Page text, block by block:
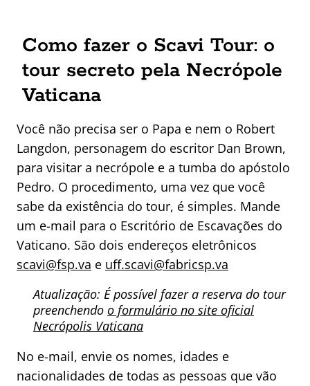
Como fazer o Scavi Tour: o
tour secreto pela Necrópole
Vaticana
Você não precisa ser o Papa e nem o Robert
Langdon, personagem do escritor Dan Brown,
para visitar a necrópole e a tumba do apóstolo
Pedro. O procedimento, uma vez que você
sabe da existência do tour, é simples. Mande
um e-mail para o Escritório de Escavações do
Vaticano. São dois endereços eletrônicos
scavi@fsp.va e uff.scavi@fabricsp.va
Atualização: É possível fazer a reserva do tour
preenchendo o formulário no site oficial
Necrópolis Vaticana
No e-mail, envie os nomes, idades e
nacionalidades de todas as pessoas que vão